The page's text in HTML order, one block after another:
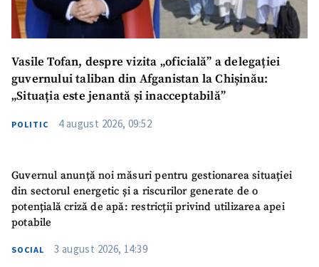
Vasile Tofan, despre vizita „oficială” a delegației
guvernului taliban din Afganistan la Chișinău:
„Situația este jenantă și inacceptabilă”
POLITIC 4 august 2026, 09:52
Guvernul anunță noi măsuri pentru gestionarea situației
din sectorul energetic și a riscurilor generate de o
potențială criză de apă: restricții privind utilizarea apei
potabile
SOCIAL 3 august 2026, 14:39